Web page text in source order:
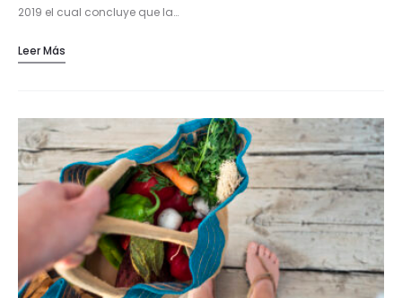
2019 el cual concluye que la…
Leer Más